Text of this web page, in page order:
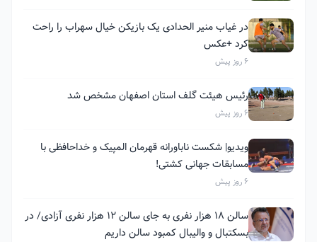
در غیاب منیر الحدادی یک بازیکن خیال سهراب را راحت
کرد +عکس
6 روز پیش
رئیس هیئت گلف استان اصفهان مشخص شد
6 روز پیش
ویدیو| شکست ناباورانه قهرمان المپیک و خداحافظی با
مسابقات جهانی کشتی!
6 روز پیش
سالن ۱۸ هزار نفری به جای سالن ۱۲ هزار نفری آزادی/ در
بسکتبال و والیبال کمبود سالن داریم